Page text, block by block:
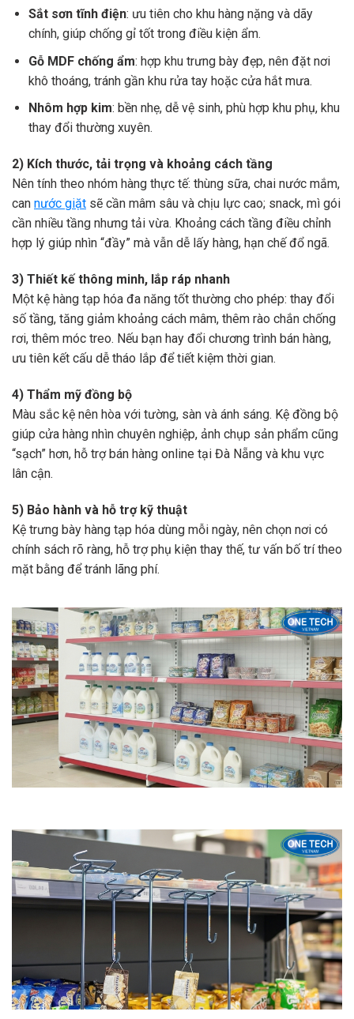
Sắt sơn tĩnh điện: ưu tiên cho khu hàng nặng và dãy
chính, giúp chống gỉ tốt trong điều kiện ẩm.
Gỗ MDF chống ẩm: hợp khu trưng bày đẹp, nên đặt nơi
khô thoáng, tránh gần khu rửa tay hoặc cửa hắt mưa.
Nhôm hợp kim: bền nhẹ, dễ vệ sinh, phù hợp khu phụ, khu
thay đổi thường xuyên.
2) Kích thước, tải trọng và khoảng cách tầng
Nên tính theo nhóm hàng thực tế: thùng sữa, chai nước mắm,
can nước giặt sẽ cần mâm sâu và chịu lực cao; snack, mì gói
cần nhiều tầng nhưng tải vừa. Khoảng cách tầng điều chỉnh
hợp lý giúp nhìn “đầy” mà vẫn dễ lấy hàng, hạn chế đổ ngã.
3) Thiết kế thông minh, lắp ráp nhanh
Một kệ hàng tạp hóa đa năng tốt thường cho phép: thay đổi
số tầng, tăng giảm khoảng cách mâm, thêm rào chắn chống
rơi, thêm móc treo. Nếu bạn hay đổi chương trình bán hàng,
ưu tiên kết cấu dễ tháo lắp để tiết kiệm thời gian.
4) Thẩm mỹ đồng bộ
Màu sắc kệ nên hòa với tường, sàn và ánh sáng. Kệ đồng bộ
giúp cửa hàng nhìn chuyên nghiệp, ảnh chụp sản phẩm cũng
“sạch” hơn, hỗ trợ bán hàng online tại Đà Nẵng và khu vực
lân cận.
5) Bảo hành và hỗ trợ kỹ thuật
Kệ trưng bày hàng tạp hóa dùng mỗi ngày, nên chọn nơi có
chính sách rõ ràng, hỗ trợ phụ kiện thay thế, tư vấn bố trí theo
mặt bằng để tránh lãng phí.